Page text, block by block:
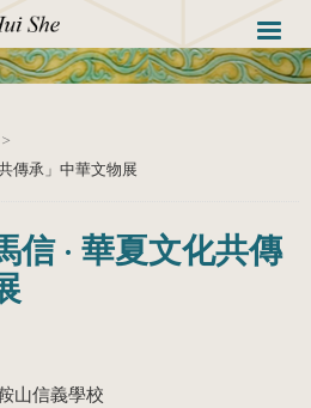
>
傳承」中華文物展
信 · 華夏文化共傳
山信義學校